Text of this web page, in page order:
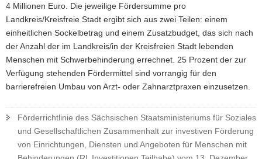
4 Millionen Euro. Die jeweilige Fördersumme pro
Landkreis/Kreisfreie Stadt ergibt sich aus zwei Teilen: einem
einheitlichen Sockelbetrag und einem Zusatzbudget, das sich nach
der Anzahl der im Landkreis/in der Kreisfreien Stadt lebenden
Menschen mit Schwerbehinderung errechnet. 25 Prozent der zur
Verfügung stehenden Fördermittel sind vorrangig für den
barrierefreien Umbau von Arzt- oder Zahnarztpraxen einzusetzen.
Förderrichtlinie des Sächsischen Staatsministeriums für Soziales
und Gesellschaftlichen Zusammenhalt zur investiven Förderung
von Einrichtungen, Diensten und Angeboten für Menschen mit